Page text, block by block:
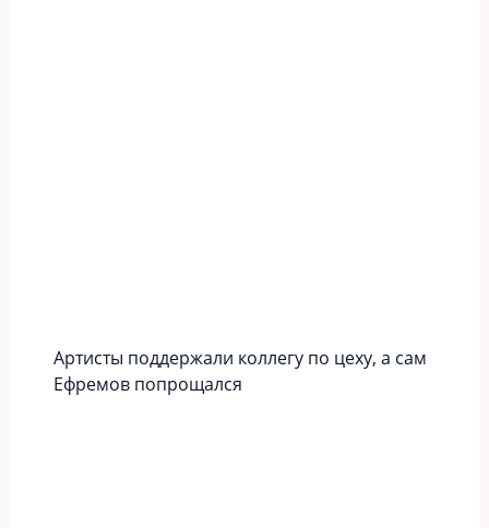
Артисты поддержали коллегу по цеху, а сам
Ефремов попрощался